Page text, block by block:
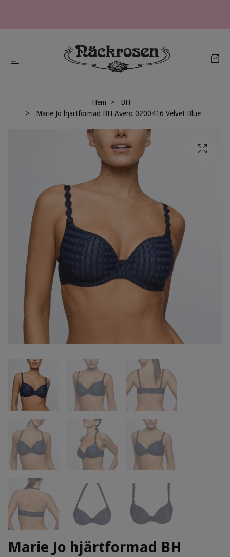
Hem
BH
Marie Jo hjärtformad BH Avero 0200416 Velvet Blue
Marie Jo hjärtformad BH